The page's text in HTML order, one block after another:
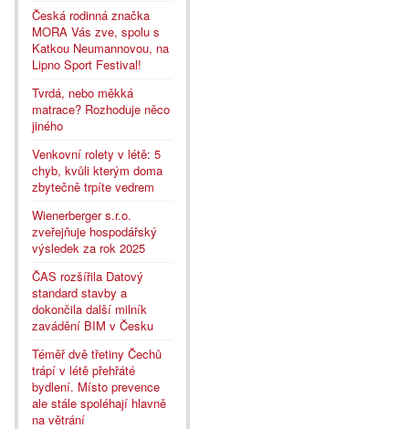
Česká rodinná značka
MORA Vás zve, spolu s
Katkou Neumannovou, na
Lipno Sport Festival!
Tvrdá, nebo měkká
matrace? Rozhoduje něco
jiného
Venkovní rolety v létě: 5
chyb, kvůli kterým doma
zbytečně trpíte vedrem
Wienerberger s.r.o.
zveřejňuje hospodářský
výsledek za rok 2025
ČAS rozšířila Datový
standard stavby a
dokončila další milník
zavádění BIM v Česku
Téměř dvě třetiny Čechů
trápí v létě přehřáté
bydlení. Místo prevence
ale stále spoléhají hlavně
na větrání